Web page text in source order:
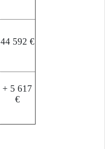
44 592 €
+ 5 617
€